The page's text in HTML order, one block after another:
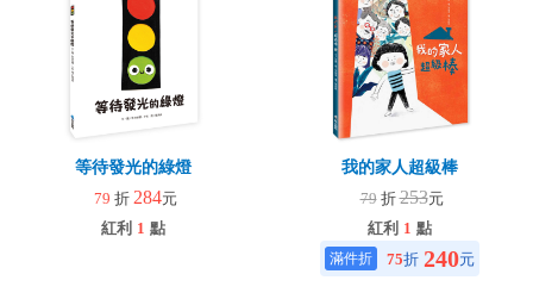
等待發光的綠燈
79 折 284元
紅利 1 點
我的家人超級棒
79 折253元
紅利 1 點
75折 240元